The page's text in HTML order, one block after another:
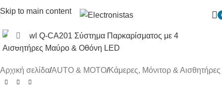
Skip to main content
Πατήστε για μεγένθυση
Αρχική σελίδα/AUTO & MOTO/Κάμερες, Μόνιτορ & Αισθητήρες